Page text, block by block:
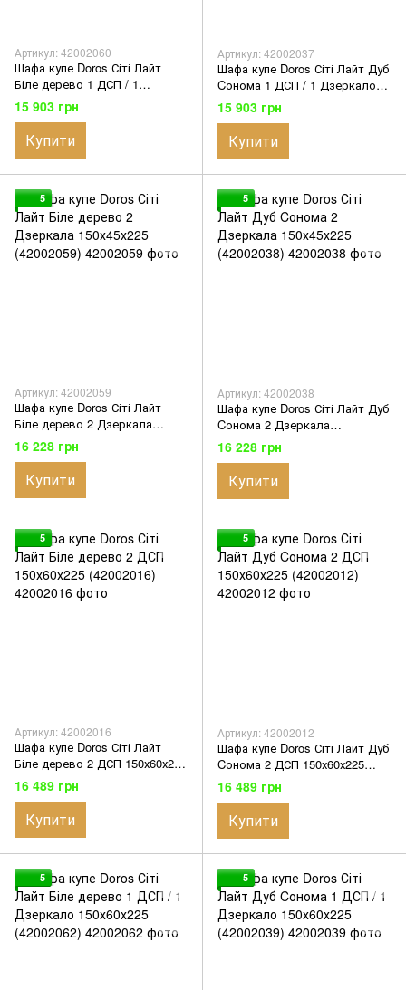
Артикул: 42002060
Шафа купе Doros Сіті Лайт
Біле дерево 1 ДСП / 1
Дзеркало 150х45х225
(42002060)
15 903 грн
Купити
Артикул: 42002037
Шафа купе Doros Сіті Лайт Дуб
Cонома 1 ДСП / 1 Дзеркало
150х45х225 (42002037)
15 903 грн
Купити
5
Артикул: 42002059
Шафа купе Doros Сіті Лайт
Біле дерево 2 Дзеркала
150х45х225 (42002059)
16 228 грн
Купити
5
Артикул: 42002038
Шафа купе Doros Сіті Лайт Дуб
Cонома 2 Дзеркала
150х45х225 (42002038)
16 228 грн
Купити
5
Артикул: 42002016
Шафа купе Doros Сіті Лайт
Біле дерево 2 ДСП 150х60х225
(42002016)
16 489 грн
Купити
5
Артикул: 42002012
Шафа купе Doros Сіті Лайт Дуб
Cонома 2 ДСП 150х60х225
(42002012)
16 489 грн
Купити
5 5